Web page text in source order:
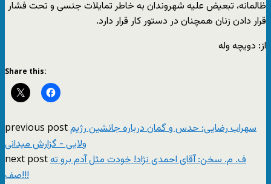
ظالمانه، تبعیض علیه شهروندان به خاطر تمایلات جنسی و تحت فشار
قرار دادن زنان همچنان در دستور کار قرار دارد.
از: دویچه وله
Share this:
previous postسهراب رضایی: حدس و گمان درباره جانشین‌ رژیم
ولایی - گزارش میدانی
next postف. م. سخن: آقای احمدی نژاد! خودت مثل آدم برو ته
صف!!!